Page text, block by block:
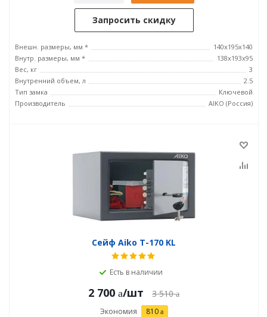
Запросить скидку
Внешн. размеры, мм *
140x195x140
Внутр. размеры, мм *
138x193x95
Вес, кг
3
Внутренний объем, л
2.5
Тип замка
Ключевой
Производитель
AIKO (Россия)
Сейф Aiko T-170 KL
Есть в наличии
2 700 /шт 3 510
Экономия 810